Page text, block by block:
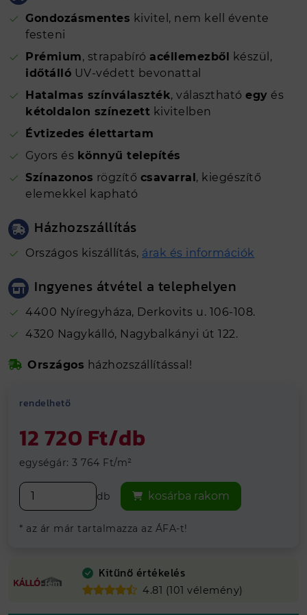
Gondozásmentes kivitel, nem kell évente
festeni
Prémium, strapabíró acéllemezből készül,
időtálló UV-védett bevonattal
Hatalmas színválaszték, választható egy és
kétoldalon színezett kivitelben
Évtizedes élettartam
Gyors és könnyű telepítés
Színazonos rögzítő csavarral, kiegészítő
elemekkel kapható
Házhozszállítás
Országos kiszállítás, árak és információk
Ingyenes átvétel a telephelyen
4400 Nyíregyháza, Derkovits u. 106-108.
4320 Nagykálló, Nagybalkányi út 122.
Bruttó ár (Ft)
Fm
Gyártási hely Nyíregyháza
Biztonságos online fizetés
Kálló-fém visszajelzések alapján 4.81
rendelhető
12 720 Ft/db
egységár: 3 764 Ft/m²
db kosárba rakom
* az ár már tartalmazza az ÁFA-t!
Kitűnő értékelés
4.81 (101 vélemény)